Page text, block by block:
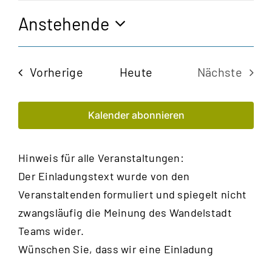
Anstehende
Datum
VorherigeVeranstaltungen
Heute
Nächste
Kalender abonnieren
Hinweis für alle Veranstaltungen:
Der Einladungstext wurde von den
Veranstaltenden formuliert und spiegelt nicht
zwangsläufig die Meinung des Wandelstadt
Teams wider.
Wünschen Sie, dass wir eine Einladung